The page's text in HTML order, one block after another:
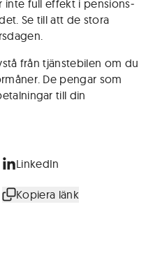
inte full effekt i pensions­
Se till att de stora
från tjänstebilen om du
De pengar som
till din
LinkedIn
Kopiera länk